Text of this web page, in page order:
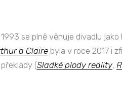
se plně věnuje divadlu
a Claire byla v roce 2017 i
(Sladké plody reality,